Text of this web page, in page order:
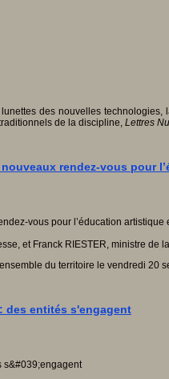
des nouvelles
de la discipline, Lettres
rendez-vous pour
et Franck RIESTER, ministre
du territoire le vendredi
des entités s'engagent